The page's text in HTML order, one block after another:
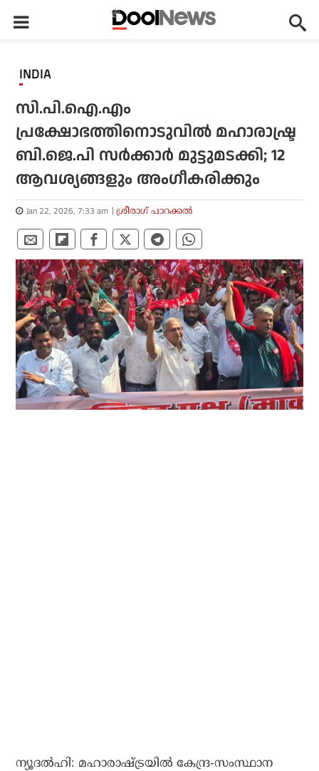
INDIA
സി.പി.ഐ.എം
പ്രക്ഷോഭത്തിനൊടുവില്‍ മഹാരാഷ്ട്ര
ബി.ജെ.പി സര്‍ക്കാര്‍ മുട്ടുമടക്കി; 12
ആവശ്യങ്ങളും അംഗീകരിക്കും
Jan 22, 2026, 7:33 am ശ്രീരാഗ് പാറക്കല്‍
ന്യൂദല്‍ഹി: മഹാരാഷ്ട്രയില്‍ കേന്ദ്ര-സംസ്ഥാന